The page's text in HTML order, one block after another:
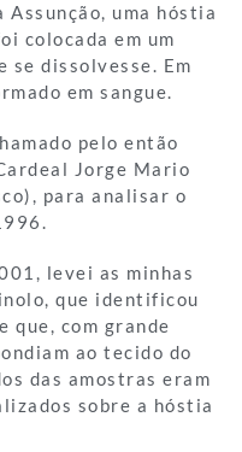
uma hóstia
colocada em um
se dissolvesse. Em
em sangue.
pelo então
Jorge Mario
para analisar o
levei as minhas
que identificou
que, com grande
ao tecido do
das amostras eram
sobre a hóstia